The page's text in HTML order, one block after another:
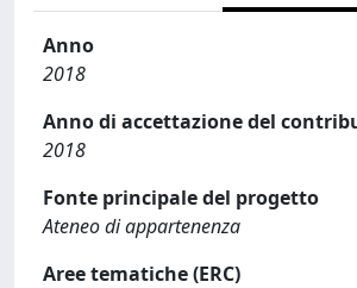
Anno
2018
Anno di accettazione del
2018
Fonte principale del progetto
Ateneo di appartenenza
Aree tematiche (ERC)